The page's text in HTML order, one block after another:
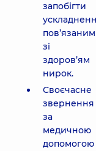
запобігти
пов’язаним
зі
здоров’ям
нирок.
Своєчасне
звернення
за
медичною
допомогою